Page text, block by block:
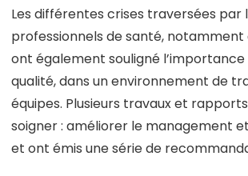
Les différentes crises traversées
professionnels de santé, notamment
ont également souligné
qualité, dans un environnement de
équipes. Plusieurs travaux et
soigner : améliorer le management
et ont émis une série de